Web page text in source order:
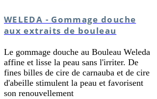
WELEDA - Gommage douche
aux extraits de bouleau
Le gommage douche au Bouleau Weleda
affine et lisse la peau sans l'irriter. De
fines billes de cire de carnauba et de cire
d'abeille stimulent la peau et favorisent
son renouvellement